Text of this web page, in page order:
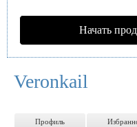
Начать
Veronkail
Профиль